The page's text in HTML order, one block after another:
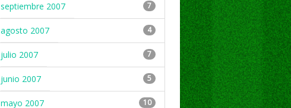
septiembre 2007 7
agosto 2007 4
julio 2007 7
junio 2007 5
mayo 2007 10